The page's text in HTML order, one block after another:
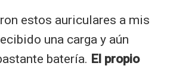
estos auriculares a mis
una carga y aún
batería. El propio